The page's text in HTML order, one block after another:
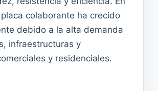
colaborante ha crecido
debido a la alta demanda
infraestructuras y
y residenciales.